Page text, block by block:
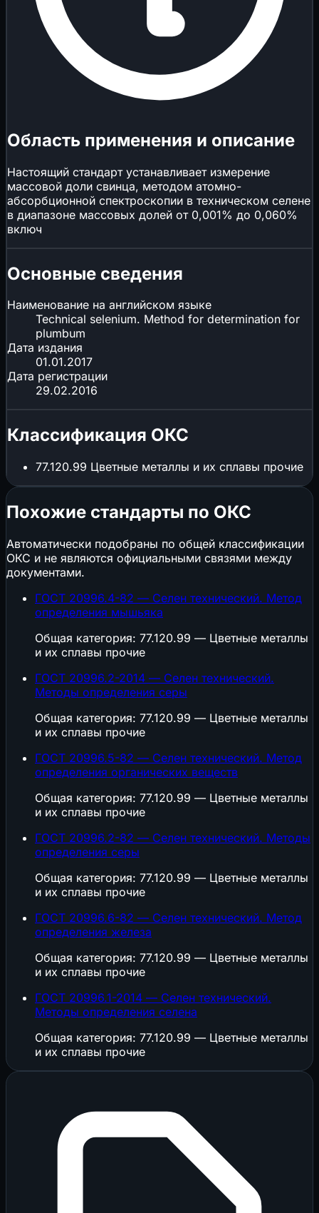
Область применения и описание
Настоящий стандарт устанавливает измерение
массовой доли свинца, методом атомно-
абсорбционной спектроскопии в техническом селене
в диапазоне массовых долей от 0,001% до 0,060%
включ
Основные сведения
Наименование на английском языке
Technical selenium. Method for determination for
plumbum
Дата издания
01.01.2017
Дата регистрации
29.02.2016
Классификация ОКС
77.120.99 Цветные металлы и их сплавы прочие
Похожие стандарты по ОКС
Автоматически подобраны по общей классификации
ОКС и не являются официальными связями между
документами.
ГОСТ 20996.4-82 — Селен технический. Метод
определения мышьяка
Общая категория: 77.120.99 — Цветные металлы
и их сплавы прочие
ГОСТ 20996.2-2014 — Селен технический.
Методы определения серы
Общая категория: 77.120.99 — Цветные металлы
и их сплавы прочие
ГОСТ 20996.5-82 — Селен технический. Метод
определения органических веществ
Общая категория: 77.120.99 — Цветные металлы
и их сплавы прочие
ГОСТ 20996.2-82 — Селен технический. Методы
определения серы
Общая категория: 77.120.99 — Цветные металлы
и их сплавы прочие
ГОСТ 20996.6-82 — Селен технический. Метод
определения железа
Общая категория: 77.120.99 — Цветные металлы
и их сплавы прочие
ГОСТ 20996.1-2014 — Селен технический.
Методы определения селена
Общая категория: 77.120.99 — Цветные металлы
и их сплавы прочие